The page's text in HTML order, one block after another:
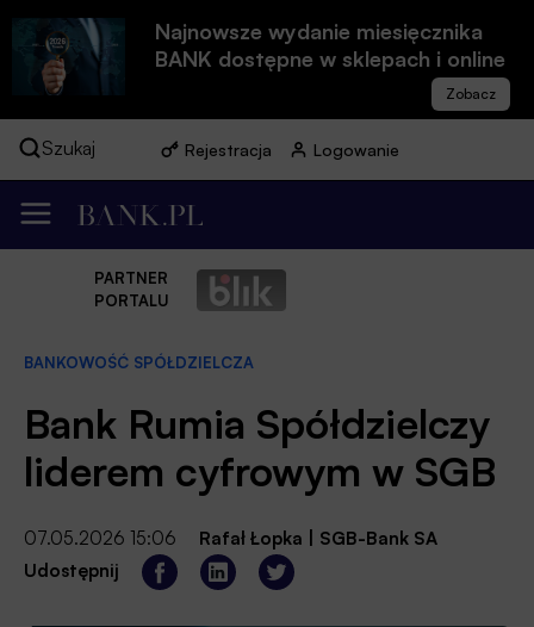
Najnowsze wydanie miesięcznika
BANK dostępne w sklepach i online
Szukaj Rejestracja Logowanie
PARTNER
PORTALU
BANKOWOŚĆ SPÓŁDZIELCZA
Bank Rumia Spółdzielczy
liderem cyfrowym w SGB
07.05.2026 15:06 Rafał Łopka
SGB-Bank SA
Udostępnij